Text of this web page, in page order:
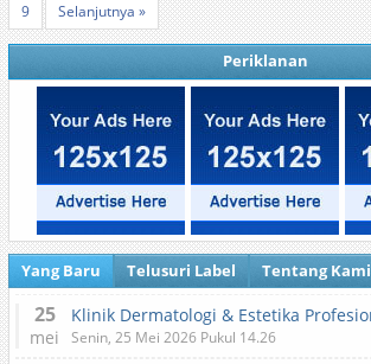
9 Selanjutnya »
Periklanan
Yang Baru Telusuri Label Tentang Kami
25
mei Senin, 25 Mei 2026 Pukul 14.26